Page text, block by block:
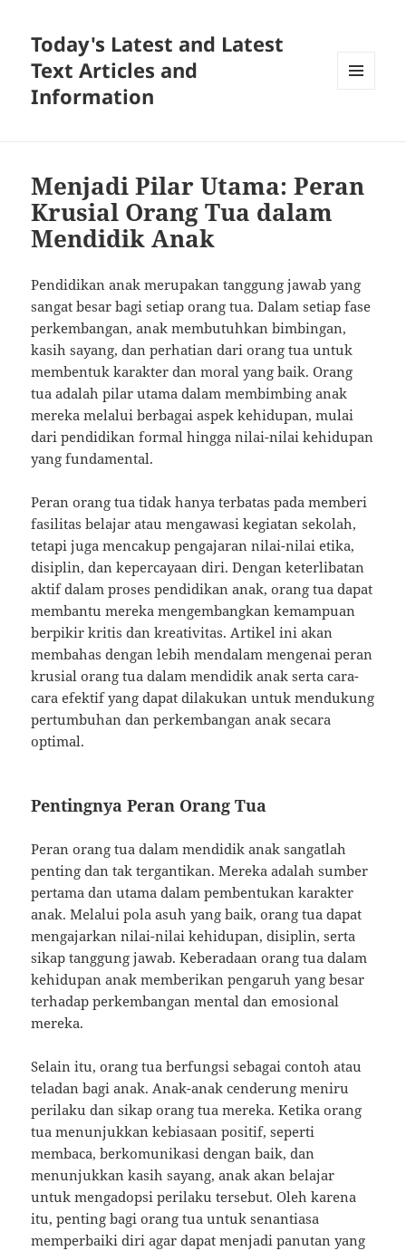
Today's Latest and Latest
Text Articles and
Information
Menjadi Pilar Utama: Peran
Krusial Orang Tua dalam
Mendidik Anak
Pendidikan anak merupakan tanggung jawab yang
sangat besar bagi setiap orang tua. Dalam setiap fase
perkembangan, anak membutuhkan bimbingan,
kasih sayang, dan perhatian dari orang tua untuk
membentuk karakter dan moral yang baik. Orang
tua adalah pilar utama dalam membimbing anak
mereka melalui berbagai aspek kehidupan, mulai
dari pendidikan formal hingga nilai-nilai kehidupan
yang fundamental.
Peran orang tua tidak hanya terbatas pada memberi
fasilitas belajar atau mengawasi kegiatan sekolah,
tetapi juga mencakup pengajaran nilai-nilai etika,
disiplin, dan kepercayaan diri. Dengan keterlibatan
aktif dalam proses pendidikan anak, orang tua dapat
membantu mereka mengembangkan kemampuan
berpikir kritis dan kreativitas. Artikel ini akan
membahas dengan lebih mendalam mengenai peran
krusial orang tua dalam mendidik anak serta cara-
cara efektif yang dapat dilakukan untuk mendukung
pertumbuhan dan perkembangan anak secara
optimal.
Pentingnya Peran Orang Tua
Peran orang tua dalam mendidik anak sangatlah
penting dan tak tergantikan. Mereka adalah sumber
pertama dan utama dalam pembentukan karakter
anak. Melalui pola asuh yang baik, orang tua dapat
mengajarkan nilai-nilai kehidupan, disiplin, serta
sikap tanggung jawab. Keberadaan orang tua dalam
kehidupan anak memberikan pengaruh yang besar
terhadap perkembangan mental dan emosional
mereka.
Selain itu, orang tua berfungsi sebagai contoh atau
teladan bagi anak. Anak-anak cenderung meniru
perilaku dan sikap orang tua mereka. Ketika orang
tua menunjukkan kebiasaan positif, seperti
membaca, berkomunikasi dengan baik, dan
menunjukkan kasih sayang, anak akan belajar
untuk mengadopsi perilaku tersebut. Oleh karena
itu, penting bagi orang tua untuk senantiasa
memperbaiki diri agar dapat menjadi panutan yang